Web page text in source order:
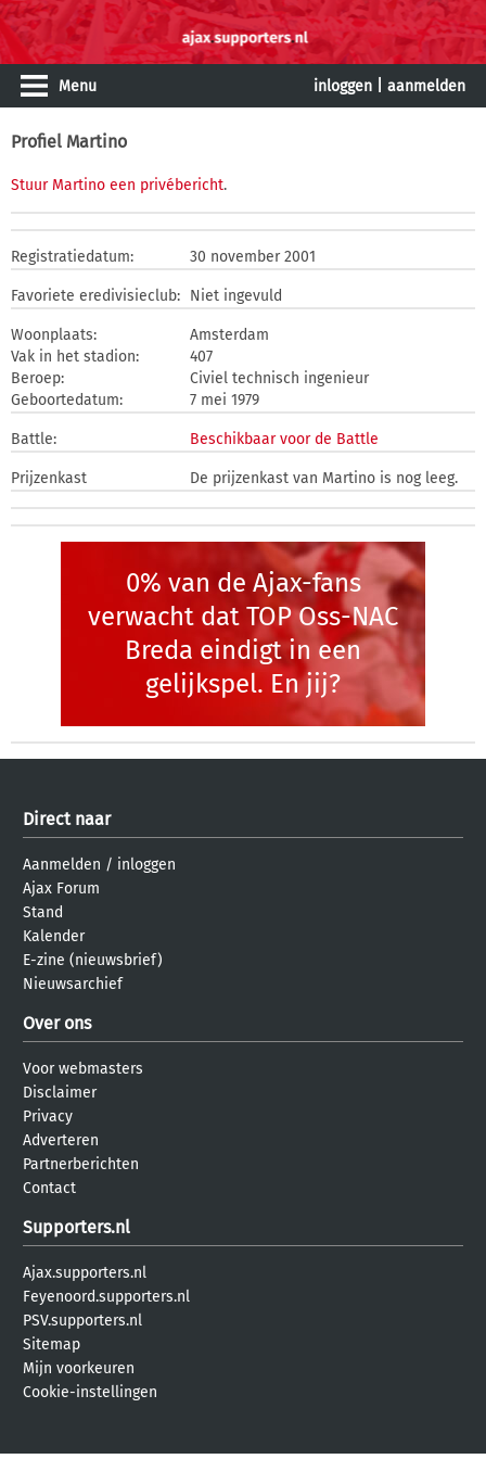
Menu inloggen aanmelden
Profiel Martino
Stuur Martino een privébericht.
Registratiedatum: 30 november 2001
Favoriete eredivisieclub: Niet ingevuld
Woonplaats:
Amsterdam
Vak in het stadion:
407
Beroep:
Civiel technisch ingenieur
Geboortedatum:
7 mei 1979
Battle: Beschikbaar voor de Battle
Prijzenkast De prijzenkast van Martino is nog leeg.
0% van de Ajax-fans
verwacht dat TOP Oss-NAC
Breda eindigt in een
gelijkspel. En jij?
Direct naar
Aanmelden / inloggen
Ajax Forum
Stand
Kalender
E-zine (nieuwsbrief)
Nieuwsarchief
Over ons
Voor webmasters
Disclaimer
Privacy
Adverteren
Partnerberichten
Contact
Supporters.nl
Ajax.supporters.nl
Feyenoord.supporters.nl
PSV.supporters.nl
Sitemap
Mijn voorkeuren
Cookie-instellingen